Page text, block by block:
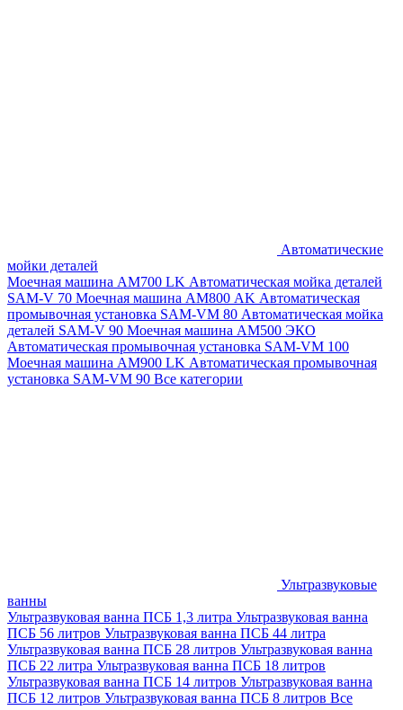
Автоматические
мойки деталей
Моечная машина AM700 LK Автоматическая мойка деталей
SAM-V 70 Моечная машина АМ800 AK Автоматическая
промывочная установка SAM-VM 80 Автоматическая мойка
деталей SAM-V 90 Моечная машина АМ500 ЭКО
Автоматическая промывочная установка SAM-VM 100
Моечная машина AM900 LK Автоматическая промывочная
установка SAM-VM 90 Все категории
Ультразвуковые
ванны
Ультразвуковая ванна ПСБ 1,3 литра Ультразвуковая ванна
ПСБ 56 литров Ультразвуковая ванна ПСБ 44 литра
Ультразвуковая ванна ПСБ 28 литров Ультразвуковая ванна
ПСБ 22 литра Ультразвуковая ванна ПСБ 18 литров
Ультразвуковая ванна ПСБ 14 литров Ультразвуковая ванна
ПСБ 12 литров Ультразвуковая ванна ПСБ 8 литров Все